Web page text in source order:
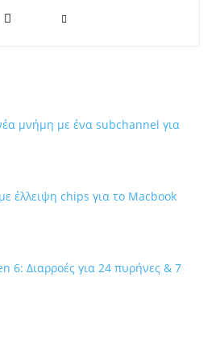
μνήμη με ένα subchannel για
έλλειψη chips για το Macbook
6: Διαρροές για 24 πυρήνες & 7